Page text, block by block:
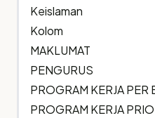
Keislaman
Kolom
MAKLUMAT
PENGURUS
PROGRAM KERJA PER
PROGRAM KERJA